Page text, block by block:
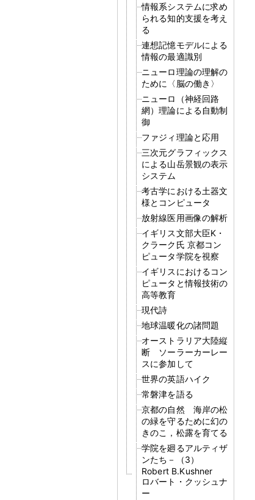
情報系システムに求め
られる知的支援を考え
る
連想記憶モデルによる
情報の最適識別
ニューロ理論の理解の
ために〈脳の働き〉
ニューロ（神経回路
網）理論による自動制
御
ファジィ理論と応用
三次元グラフィックス
による山岳景観の表示
システム
考古学における土器文
様とコンピュータ
放射線医用画像の解析
イギリス文部大臣K・
クラーク氏 京都コン
ピュータ学院を視察
イギリスにおけるコン
ピュータと情報技術の
高等教育
現代詩
地球温暖化の諸問題
オーストラリア大陸縦
断 ソーラーカーレー
スに参加して
世界の英語ハイク
常磐津を語る
京都の自然 海岸の松
の緑を守るために幻の
きのこ，松露を育てる
学院を廻るアルティザ
ンたち－（3）
Robert B.Kushner
ロバート・クッシュナ
ー